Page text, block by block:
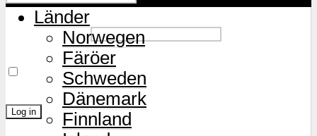
Password
Remember Me
Länder
Norwegen
Färöer
Schweden
Dänemark
Finnland